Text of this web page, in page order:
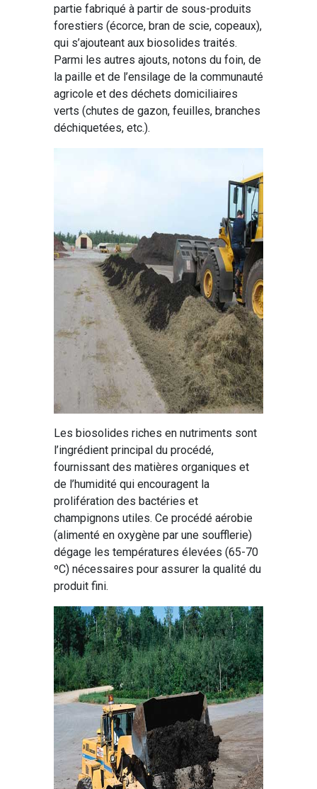
partie fabriqué à partir de sous-produits
forestiers (écorce, bran de scie, copeaux),
qui s’ajouteant aux biosolides traités.
Parmi les autres ajouts, notons du foin, de
la paille et de l’ensilage de la communauté
agricole et des déchets domiciliaires
verts (chutes de gazon, feuilles, branches
déchiquetées, etc.).
Les biosolides riches en nutriments sont
l’ingrédient principal du procédé,
fournissant des matières organiques et
de l’humidité qui encouragent la
prolifération des bactéries et
champignons utiles. Ce procédé aérobie
(alimenté en oxygène par une soufflerie)
dégage les températures élevées (65-70
ºC) nécessaires pour assurer la qualité du
produit fini.